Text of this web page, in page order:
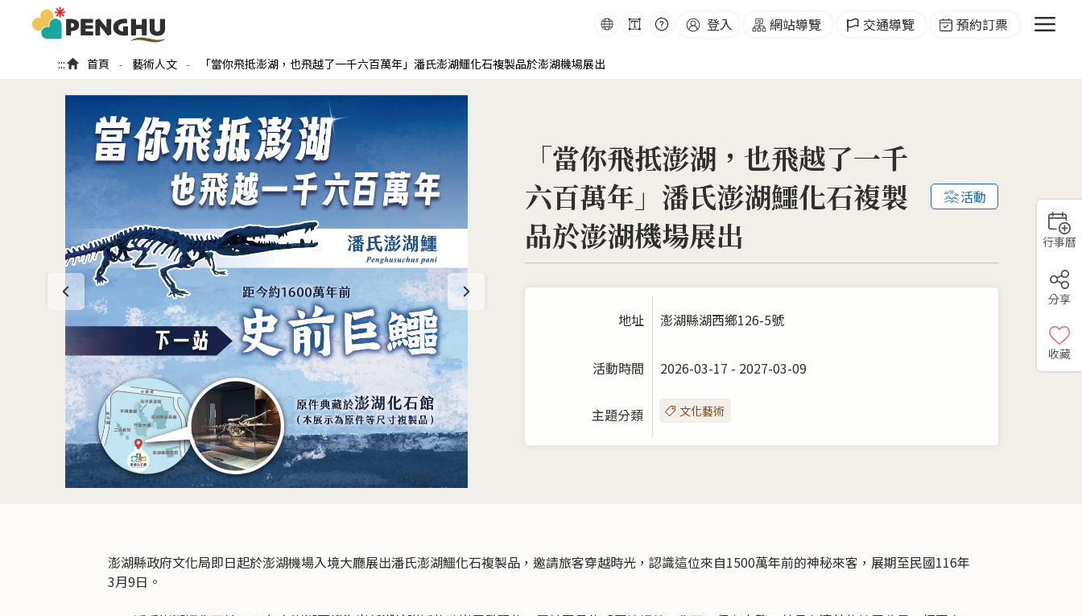
要
內
語
系
字
級 常
見
問
登入 網站導覽 交通導覽 預約訂票 menu
::: 首頁 - 藝術人文 - 「當你飛抵澎湖，也飛越了一千六百萬年」潘氏澎湖鱷化石複製品於澎湖機場展出
「當你飛抵澎湖，也飛越了一千
六百萬年」潘氏澎湖鱷化石複製
品於澎湖機場展出
活動
地址 澎湖縣湖西鄉126-5號
活動時間 2026-03-17 - 2027-03-09
主題分類 文化藝術
澎湖縣政府文化局即日起於澎湖機場入境大廳展出潘氏澎湖鱷化石複製品，邀請旅客穿越時光，認識這位來自1500萬年前的神秘來客，展期至民國116年
3月9日。
行事曆
分享
收藏